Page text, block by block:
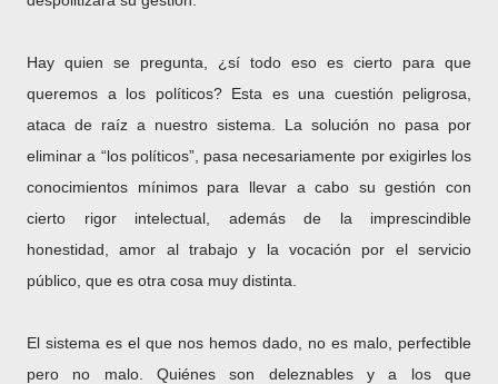
Hay quien se pregunta, ¿sí todo eso es cierto para que
queremos a los políticos? Esta es una cuestión peligrosa,
ataca de raíz a nuestro sistema. La solución no pasa por
eliminar a “los políticos”, pasa necesariamente por exigirles los
conocimientos mínimos para llevar a cabo su gestión con
cierto rigor intelectual, además de la imprescindible
honestidad, amor al trabajo y la vocación por el servicio
público, que es otra cosa muy distinta.
El sistema es el que nos hemos dado, no es malo, perfectible
pero no malo. Quiénes son deleznables y a los que